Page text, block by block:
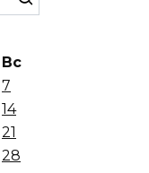
Вс
7
14
21
28